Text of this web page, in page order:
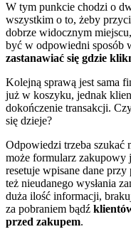
W tym punkcie chodzi o
wszystkim o to, żeby
dobrze widocznym
być w odpowiedni sposób
zastanawiać się gdzie
Kolejną sprawą jest sama
już w koszyku, jednak
dokończenie transakcji.
się dzieje?
Odpowiedzi trzeba szukać
może formularz zakupowy
resetuje wpisane dane
też nieudanego wysłania
duża ilość informacji,
za pobraniem bądź
przed zakupem.